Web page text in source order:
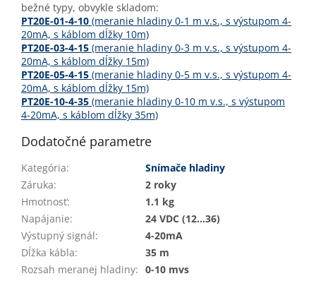
bežné typy, obvykle skladom:
PT20E-01-4-10 (meranie hladiny 0-1 m v.s., s výstupom 4-
20mA, s káblom dĺžky 10m)
PT20E-03-4-15 (meranie hladiny 0-3 m v.s., s výstupom 4-
20mA, s káblom dĺžky 15m)
PT20E-05-4-15 (meranie hladiny 0-5 m v.s., s výstupom 4-
20mA, s káblom dĺžky 15m)
PT20E-10-4-35 (meranie hladiny 0-10 m v.s., s výstupom
4-20mA, s káblom dĺžky 35m)
Dodatočné parametre
Kategória:
Snímače hladiny
Záruka:
2 roky
Hmotnosť:
1.1 kg
Napájanie:
24 VDC (12…36)
Výstupný signál:
4-20mA
Dĺžka kábla:
35 m
Rozsah meranej hladiny: 0-10 mvs